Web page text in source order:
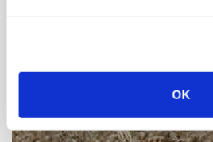
OK